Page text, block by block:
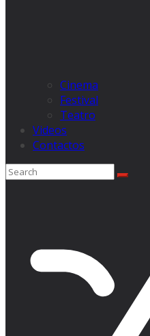
Cinema
Festival
Teatro
Videos
Contactos